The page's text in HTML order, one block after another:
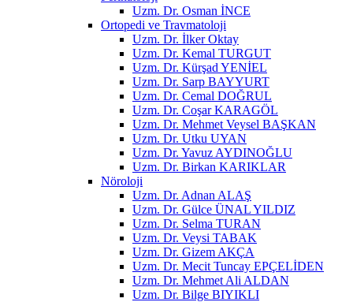
Uzm. Dr. Osman İNCE
Ortopedi ve Travmatoloji
Uzm. Dr. İlker Oktay
Uzm. Dr. Kemal TURGUT
Uzm. Dr. Kürşad YENİEL
Uzm. Dr. Sarp BAYYURT
Uzm. Dr. Cemal DOĞRUL
Uzm. Dr. Coşar KARAGÖL
Uzm. Dr. Mehmet Veysel BAŞKAN
Uzm. Dr. Utku UYAN
Uzm. Dr. Yavuz AYDINOĞLU
Uzm. Dr. Birkan KARIKLAR
Nöroloji
Uzm. Dr. Adnan ALAŞ
Uzm. Dr. Gülce ÜNAL YILDIZ
Uzm. Dr. Selma TURAN
Uzm. Dr. Veysi TABAK
Uzm. Dr. Gizem AKÇA
Uzm. Dr. Mecit Tuncay EPÇELİDEN
Uzm. Dr. Mehmet Ali ALDAN
Uzm. Dr. Bilge BIYIKLI